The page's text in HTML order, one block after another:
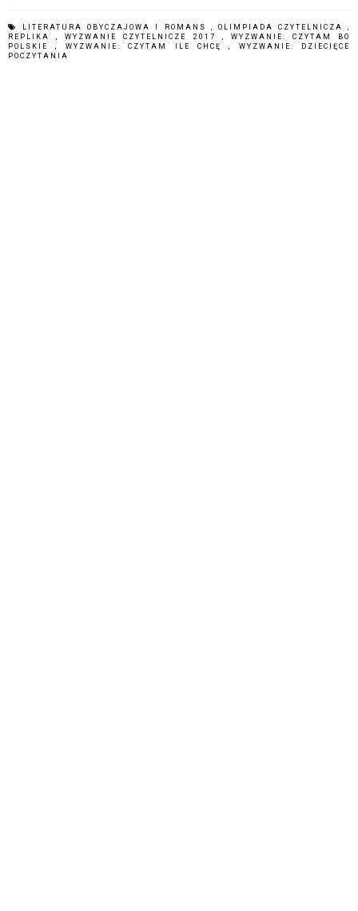
LITERATURA OBYCZAJOWA I ROMANS OLIMPIADA CZYTELNICZA
REPLIKA
,WYZWANIE CZYTELNICZE 2017
WYZWANIE: CZYTAM BO
POLSKIE
WYZWANIE: CZYTAM ILE CHCĘ
WYZWANIE: DZIECIĘCE
POCZYTANIA